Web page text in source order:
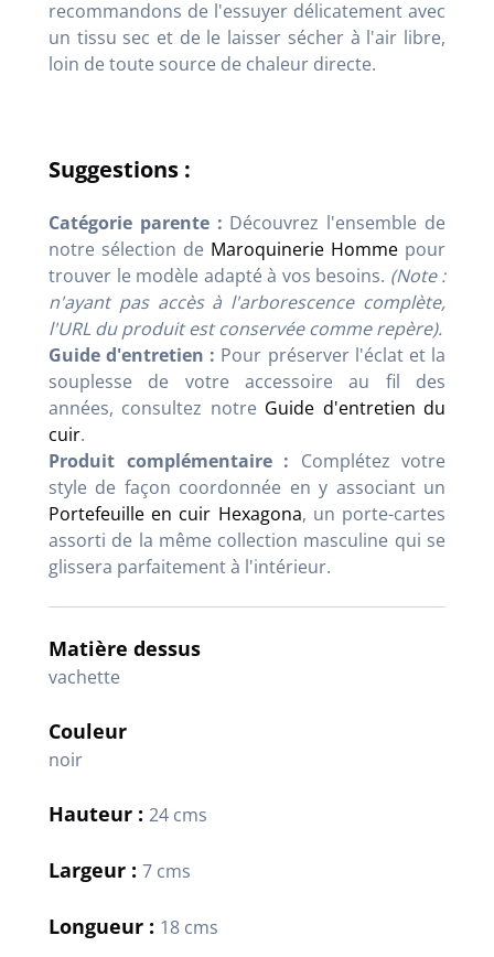
recommandons de l'essuyer délicatement avec
un tissu sec et de le laisser sécher à l'air libre,
loin de toute source de chaleur directe.
Suggestions :
Catégorie parente : Découvrez l'ensemble de
notre sélection de Maroquinerie Homme pour
trouver le modèle adapté à vos besoins. (Note :
n'ayant pas accès à l'arborescence complète,
l'URL du produit est conservée comme repère).
Guide d'entretien : Pour préserver l'éclat et la
souplesse de votre accessoire au fil des
années, consultez notre Guide d'entretien du
cuir.
Produit complémentaire : Complétez votre
style de façon coordonnée en y associant un
Portefeuille en cuir Hexagona, un porte-cartes
assorti de la même collection masculine qui se
glissera parfaitement à l'intérieur.
Matière dessus
vachette
Couleur
noir
Hauteur : 24 cms
Largeur : 7 cms
Longueur : 18 cms